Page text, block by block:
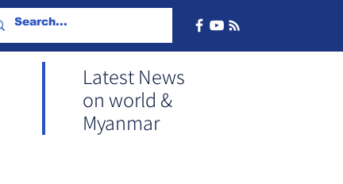
Latest News
on world &
Myanmar